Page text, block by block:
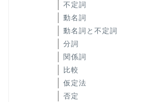
不定詞
動名詞
動名詞と不定詞
分詞
関係詞
比較
仮定法
否定